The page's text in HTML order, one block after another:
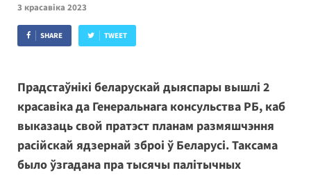
3 красавіка 2023
SHARE TWEET
Прадстаўнікі беларускай дыяспары вышлі 2
красавіка да Генеральнага консульства РБ, каб
выказаць свой пратэст планам размяшчэння
расійскай ядзернай зброі ў Беларусі. Таксама
было ўзгадана пра тысячы палітычных